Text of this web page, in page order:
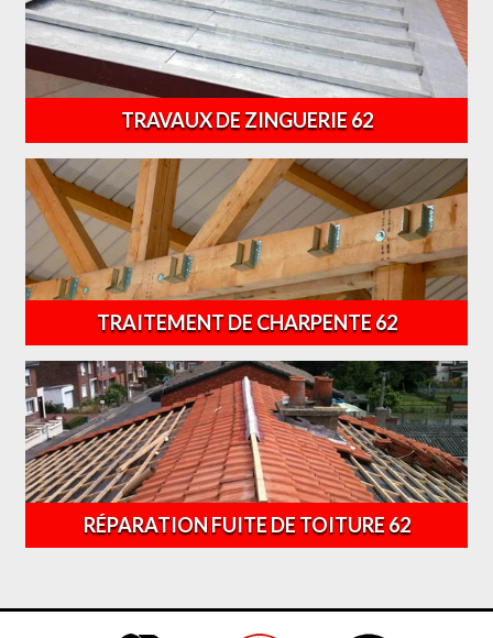
TRAVAUX DE ZINGUERIE 62
TRAITEMENT DE CHARPENTE 62
RÉPARATION FUITE DE TOITURE 62